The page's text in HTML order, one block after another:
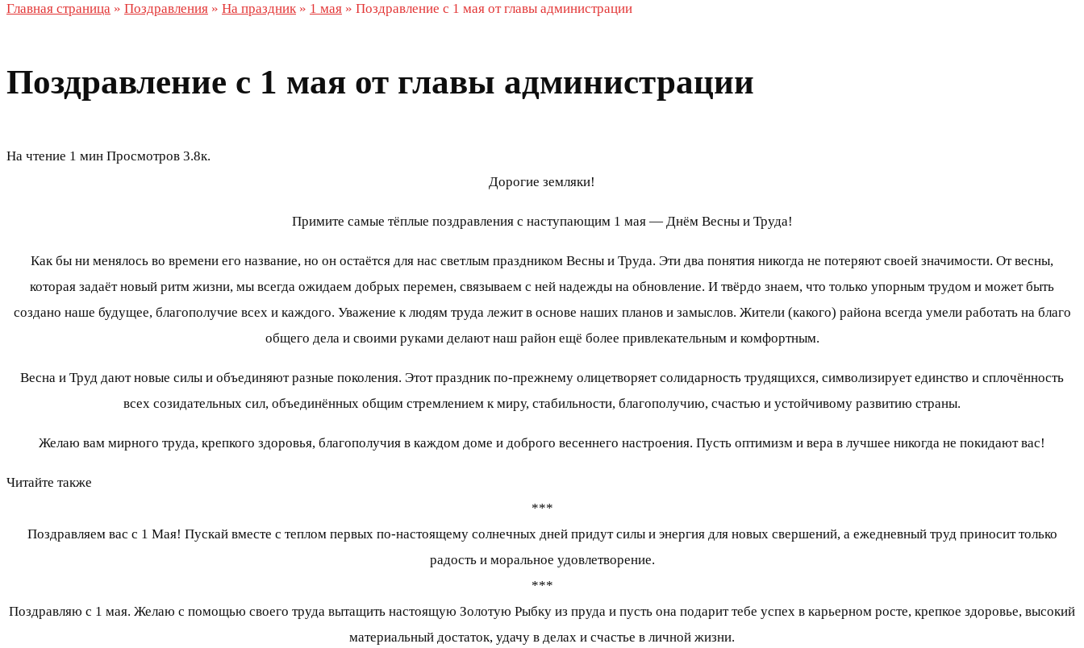
Главная страница » Поздравления » На праздник » 1 мая » Поздравление с 1 мая от главы администрации
Поздравление с 1 мая от главы администрации
На чтение 1 мин Просмотров 3.8к.
Дорогие земляки!
Примите самые тёплые поздравления с наступающим 1 мая — Днём Весны и Труда!
Как бы ни менялось во времени его название, но он остаётся для нас светлым праздником Весны и Труда. Эти два понятия никогда не потеряют своей значимости. От весны,
которая задаёт новый ритм жизни, мы всегда ожидаем добрых перемен, связываем с ней надежды на обновление. И твёрдо знаем, что только упорным трудом и может быть
создано наше будущее, благополучие всех и каждого. Уважение к людям труда лежит в основе наших планов и замыслов. Жители (какого) района всегда умели работать на благо
общего дела и своими руками делают наш район ещё более привлекательным и комфортным.
Весна и Труд дают новые силы и объединяют разные поколения. Этот праздник по-прежнему олицетворяет солидарность трудящихся, символизирует единство и сплочённость
всех созидательных сил, объединённых общим стремлением к миру, стабильности, благополучию, счастью и устойчивому развитию страны.
Желаю вам мирного труда, крепкого здоровья, благополучия в каждом доме и доброго весеннего настроения. Пусть оптимизм и вера в лучшее никогда не покидают вас!
Читайте также
***
Поздравляем вас с 1 Мая! Пускай вместе с теплом первых по-настоящему солнечных дней придут силы и энергия для новых свершений, а ежедневный труд приносит только
радость и моральное удовлетворение.
***
Поздравляю с 1 мая. Желаю с помощью своего труда вытащить настоящую Золотую Рыбку из пруда и пусть она подарит тебе успех в карьерном росте, крепкое здоровье, высокий
материальный достаток, удачу в делах и счастье в личной жизни.